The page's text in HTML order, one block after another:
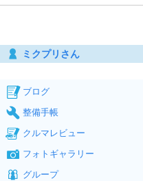
ミクプリさん
ブログ
整備手帳
クルマレビュー
フォトギャラリー
グループ